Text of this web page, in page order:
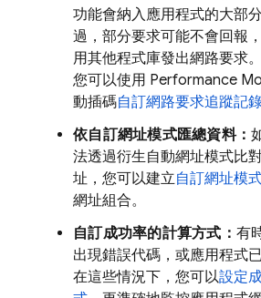
功能會納入應用程式的大部
過，部分要求可能不會回報
用其他程式庫發出網路要求
您可以使用 Performance
動插碼自訂網路要求追蹤記
依自訂網址模式匯總資料：
法透過衍生自動網址模式比
址，您可以建立自訂網址模
網址組合。
自訂成功率的計算方式： 有
出現錯誤代碼，或應用程式
在這些情況下，您可以設定